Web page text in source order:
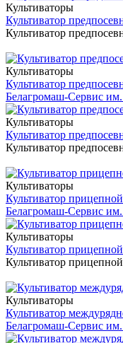
Культиваторы
Культиватор
Культиватор
Культиваторы
Культиватор
Белагромаш-Сервис
Культиваторы
Культиватор
Культиватор
Культиваторы
Культиватор
Белагромаш-Сервис
Культиваторы
Культиватор
Культиватор
Культиваторы
Культиватор
Белагромаш-Сервис